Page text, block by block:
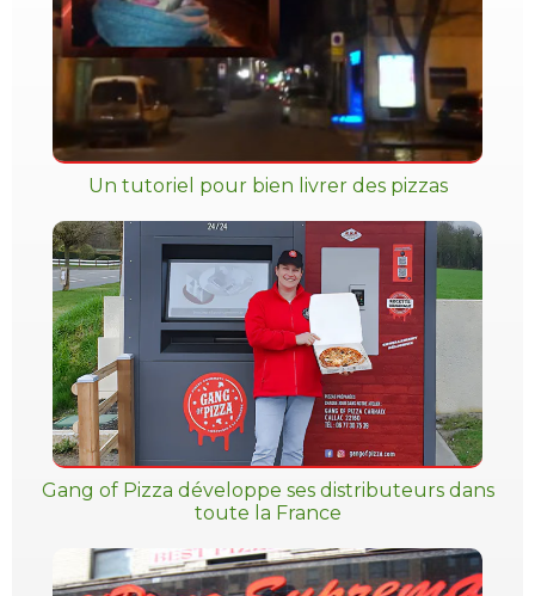
Un tutoriel pour bien livrer des pizzas
Gang of Pizza développe ses distributeurs dans
toute la France